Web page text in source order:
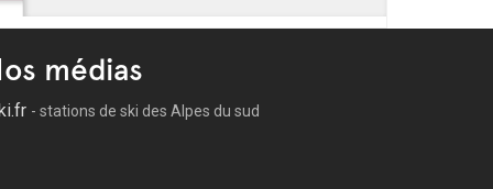
médias
- stations de ski des Alpes du sud